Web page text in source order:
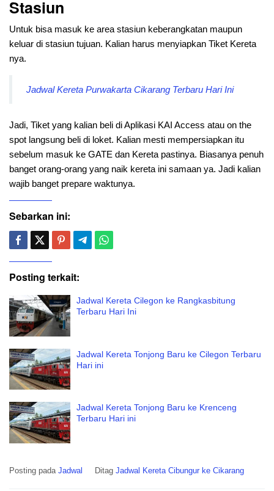
Stasiun
Untuk bisa masuk ke area stasiun keberangkatan maupun
keluar di stasiun tujuan. Kalian harus menyiapkan Tiket Kereta
nya.
Jadwal Kereta Purwakarta Cikarang Terbaru Hari Ini
Jadi, Tiket yang kalian beli di Aplikasi KAI Access atau on the
spot langsung beli di loket. Kalian mesti mempersiapkan itu
sebelum masuk ke GATE dan Kereta pastinya. Biasanya penuh
banget orang-orang yang naik kereta ini samaan ya. Jadi kalian
wajib banget prepare waktunya.
Sebarkan ini:
Posting terkait:
Jadwal Kereta Cilegon ke Rangkasbitung
Terbaru Hari Ini
Jadwal Kereta Tonjong Baru ke Cilegon Terbaru
Hari ini
Jadwal Kereta Tonjong Baru ke Krenceng
Terbaru Hari ini
Posting pada Jadwal Ditag Jadwal Kereta Cibungur ke Cikarang